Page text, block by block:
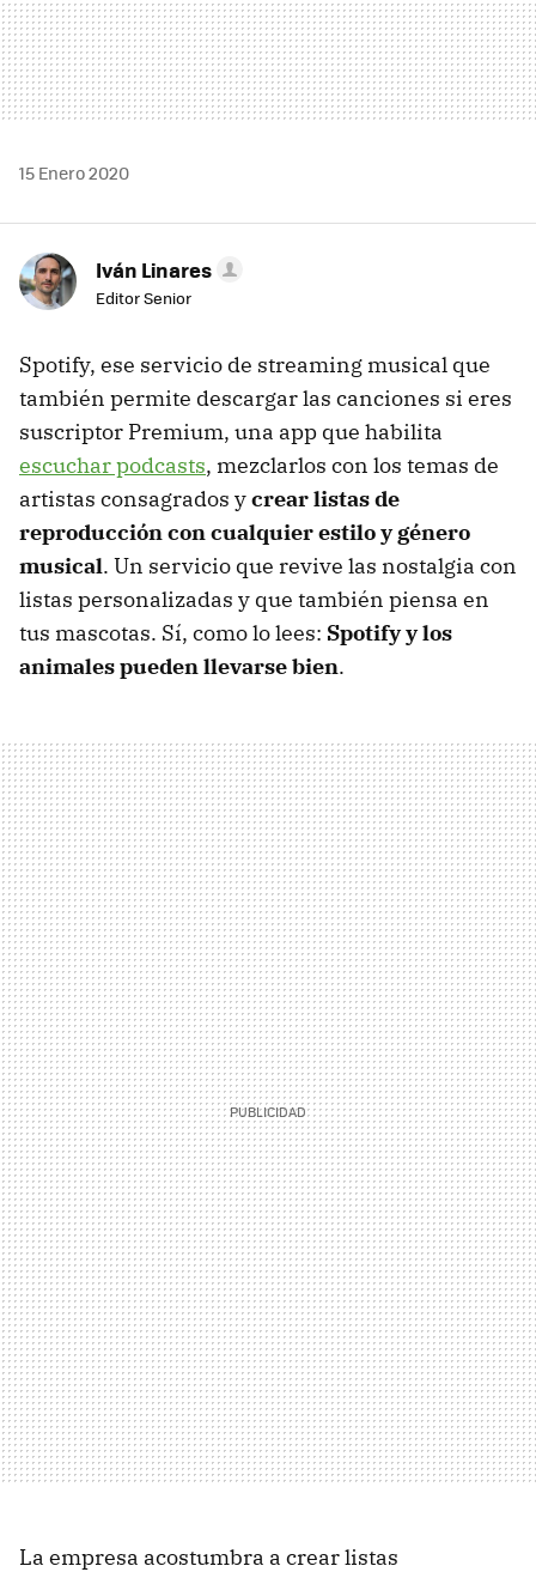
15 Enero 2020
Iván Linares
Editor Senior
Spotify, ese servicio de streaming musical que
también permite descargar las canciones si eres
suscriptor Premium, una app que habilita
escuchar podcasts, mezclarlos con los temas de
artistas consagrados ycrear listas de
reproducción con cualquier estilo y género
musical. Un servicio que revive las nostalgia con
listas personalizadas y que también piensa en
tus mascotas. Sí, como lo lees: Spotify y los
animales pueden llevarse bien.
La empresa acostumbra a crear listas